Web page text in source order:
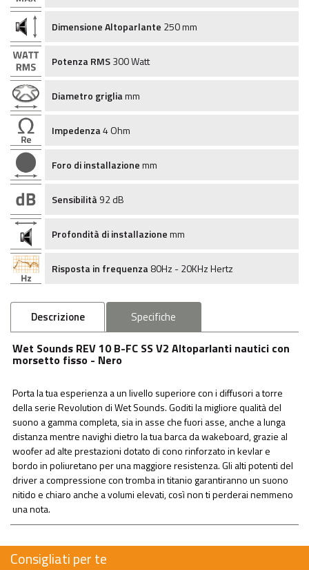
Dimensione Altoparlante 250 mm
Potenza RMS300 Watt
Diametro grigliamm
Impedenza4 Ohm
Foro di installazionemm
Sensibilità92 dB
Profondità di installazionemm
Risposta in frequenza80Hz - 20KHz Hertz
Descrizione Specifiche
Wet Sounds REV 10 B-FC SS V2 Altoparlanti nautici con
morsetto fisso - Nero
Porta la tua esperienza a un livello superiore con i diffusori a torre
della serie Revolution di Wet Sounds. Goditi la migliore qualità del
suono a gamma completa, sia in asse che fuori asse, anche a lunga
distanza mentre navighi dietro la tua barca da wakeboard, grazie al
woofer ad alte prestazioni dotato di cono rinforzato in kevlar e
bordo in poliuretano per una maggiore resistenza. Gli alti potenti del
driver a compressione con tromba in titanio garantiranno un suono
nitido e chiaro anche a volumi elevati, così non ti perderai nemmeno
una nota.
Consigliati per te